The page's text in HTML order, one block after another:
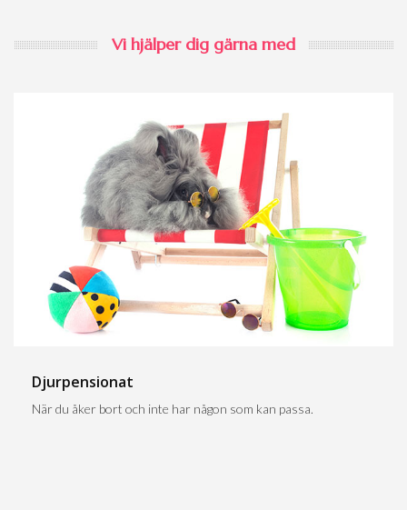
Vi hjälper dig gärna med
Djurpensionat
När du åker bort och inte har någon som kan passa.